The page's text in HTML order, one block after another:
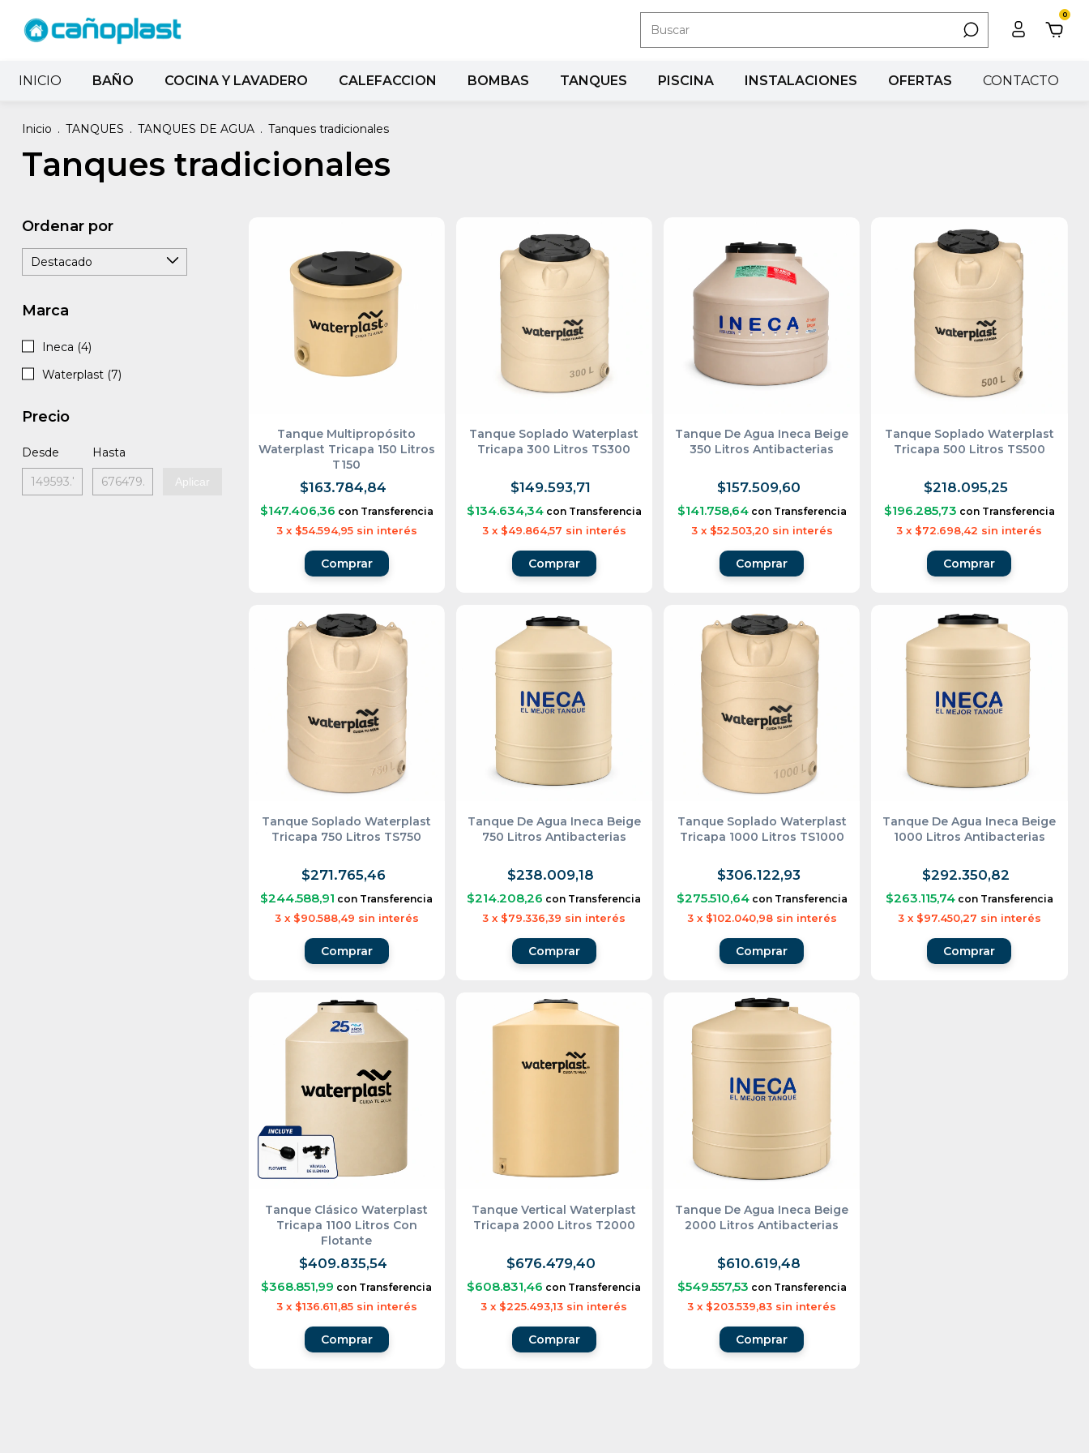
0
INICIO BAÑO COCINA Y LAVADERO CALEFACCION BOMBAS TANQUES PISCINA INSTALACIONES OFERTAS CONTACTO
Inicio . TANQUES . TANQUES DE AGUA . Tanques tradicionales
Tanques tradicionales
Ordenar por
Marca
Ineca (4)
Waterplast (7)
Precio
Desde Hasta
Aplicar
Tanque Multipropósito
Waterplast Tricapa 150 Litros
T150
$163.784,84
$147.406,36 con Transferencia
3 x $54.594,95 sin interés
Tanque Soplado Waterplast
Tricapa 300 Litros TS300
$149.593,71
$134.634,34 con Transferencia
3 x $49.864,57 sin interés
Tanque De Agua Ineca Beige
350 Litros Antibacterias
$157.509,60
$141.758,64 con Transferencia
3 x $52.503,20 sin interés
Tanque Soplado Waterplast
Tricapa 500 Litros TS500
$218.095,25
$196.285,73 con Transferencia
3 x $72.698,42 sin interés
Tanque Soplado Waterplast
Tricapa 750 Litros TS750
$271.765,46
$244.588,91 con Transferencia
3 x $90.588,49 sin interés
Tanque De Agua Ineca Beige
750 Litros Antibacterias
$238.009,18
$214.208,26 con Transferencia
3 x $79.336,39 sin interés
Tanque Soplado Waterplast
Tricapa 1000 Litros TS1000
$306.122,93
$275.510,64 con Transferencia
3 x $102.040,98 sin interés
Tanque De Agua Ineca Beige
1000 Litros Antibacterias
$292.350,82
$263.115,74 con Transferencia
3 x $97.450,27 sin interés
Tanque Clásico Waterplast
Tricapa 1100 Litros Con
Flotante
$409.835,54
$368.851,99 con Transferencia
3 x $136.611,85 sin interés
Tanque Vertical Waterplast
Tricapa 2000 Litros T2000
$676.479,40
$608.831,46 con Transferencia
3 x $225.493,13 sin interés
Tanque De Agua Ineca Beige
2000 Litros Antibacterias
$610.619,48
$549.557,53 con Transferencia
3 x $203.539,83 sin interés